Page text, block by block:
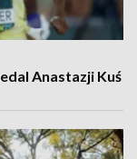
Anastazji Kuś